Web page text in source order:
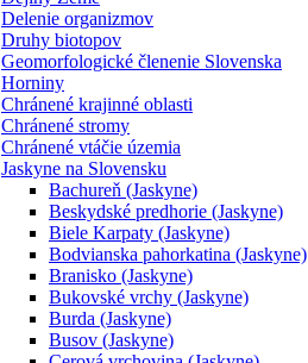
Delenie organizmov
Druhy biotopov
Geomorfologické členenie Slovenska
Horniny
Chránené krajinné oblasti
Chránené stromy
Chránené vtáčie územia
Jaskyne na Slovensku
Bachureň (Jaskyne)
Beskydské predhorie (Jaskyne)
Biele Karpaty (Jaskyne)
Bodvianska pahorkatina (Jaskyne)
Branisko (Jaskyne)
Bukovské vrchy (Jaskyne)
Burda (Jaskyne)
Busov (Jaskyne)